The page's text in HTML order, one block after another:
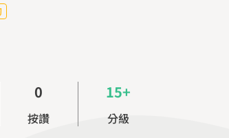
0
1
按讚
15+
分級